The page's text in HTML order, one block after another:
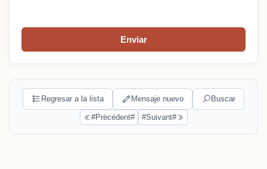
Enviar
Regresar a la lista Mensaje nuevo Buscar
#Précédent# #Suivant#